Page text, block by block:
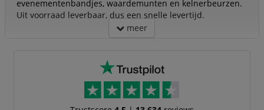
evenementenbandjes, waardemunten en kelnerbeurzen.
Uit voorraad leverbaar, dus een snelle levertijd.
meer